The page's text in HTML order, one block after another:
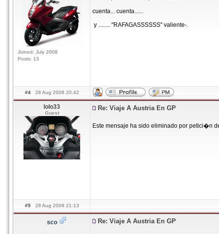
Joined: July 2008
Posts: 13
cuenta... cuenta......
y ........ "RAFAGASSSSSS" valiente-.
#4 28 Aug 2008 20:42
lolo33
Guest
Re: Viaje A Austria En GP
Este mensaje ha sido eliminado por petici�n
#5 28 Aug 2008 21:13
sco Re: Viaje A Austria En GP